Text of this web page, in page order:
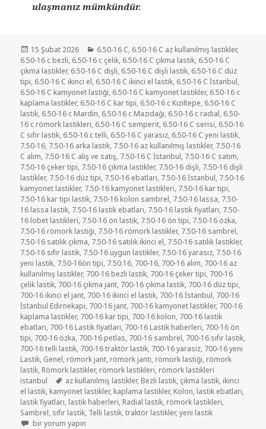
ulaşmanız mümkündür.
Yayın
tarihi
15 Şubat 2026 Kategoriler
6.50-16 C, 6.50-16 C az kullanılmış lastikler,
6.50-16 c bezli, 6.50-16 c çelik, 6.50-16 C çıkma lastik, 6.50-16 C
çıkma lastikler, 6.50-16 C dişli, 6.50-16 C dişli lastik, 6.50-16 C düz
tipi, 6.50-16 C ikinci el, 6.50-16 C ikinci el lastik, 6.50-16 C İstanbul,
6.50-16 C kamyonet lastiği, 6.50-16 C kamyonet lastikler, 6.50-16 c
kaplama lastikler, 6.50-16 C kar tipi, 6.50-16 c Kızıltepe, 6.50-16 C
lastik, 6.50-16 c Mardin, 6.50-16 c Mazıdağı, 6.50-16 c radıal, 6.50-
16 c römork lastikleri, 6.50-16 C semperit, 6.50-16 C serisi, 6.50-16
C sıfır lastik, 6.50-16 c telli, 6.50-16 C yarasız, 6.50-16 C yeni lastik,
7.50-16, 7.50-16 arka lastik, 7.50-16 az kullanılmış lastikler, 7.50-16
C alım, 7.50-16 C alış ve satış, 7.50-16 C İstanbul, 7.50-16 C satım,
7.50-16 çeker tipi, 7.50-16 çıkma lastikler, 7.50-16 dişli, 7.50-16 dişli
lastikler, 7.50-16 düz tipi, 7.50-16 ebatları, 7.50-16 İstanbul, 7.50-16
kamyonet lastikler, 7.50-16 kamyonet lastikleri, 7.50-16 kar tipi,
7.50-16 kar tipi lastik, 7.50-16 kolon sambrel, 7.50-16 lassa, 7.50-
16 lassa lastik, 7.50-16 lastik ebatları, 7.50-16 lastik fiyatları, 7.50-
16 lobet lastikleri, 7.50-16 ön lastik, 7.50-16 ön tipi, 7.50-16 özka,
7.50-16 römork lastiği, 7.50-16 römork lastikler, 7.50-16 sambrel,
7.50-16 satılık çıkma, 7.50-16 satılık ikinci el, 7.50-16 satılık lastikler,
7.50-16 sıfır lastik, 7.50-16 uygun lastikler, 7.50-16 yarasız, 7.50-16
yeni lastik, 7.50-16ön tipi, 7.50.16, 700-16, 700-16 alım, 700-16 az
kullanılmış lastikler, 700-16 bezli lastik, 700-16 çeker tipi, 700-16
çelik lastik, 700-16 çıkma jant, 700-16 çıkma lastik, 700-16 düz tipi,
700-16 ikinci el jant, 700-16 ikinci el lastik, 700-16 İstanbul, 700-16
İstanbul Edirnekapi, 700-16 jant, 700-16 kamyonet lastikler, 700-16
kaplama lastikler, 700-16 kar tipi, 700-16 kolon, 700-16 lastik
ebatları, 700-16 Lastik fiyatları, 700-16 Lastik haberleri, 700-16 ön
tipi, 700-16 özka, 700-16 petlas, 700-16 sambrel, 700-16 sıfır lastik,
700-16 telli lastik, 700-16 traktör lastik, 700-16 yarasiz, 700-16 yeni
Lastik, Genel, römork jant, römork jantı, römork lastiği, römork
lastik, Römork lastikler, römork lastikleri, römork lastikleri
istanbul
Etiketler
az kullanılmış lastikler, Bezli lastik, çıkma lastik, ikinci
el lastik, kamyonet lastikler, kaplama lastikler, Kolon, lastik ebatları,
lastik fiyatları, lastik haberleri, Radial lastik, römork lastikleri,
Sambrel, sıfır lastik, Telli lastik,traktör lastikler,yeni lastik
RÖMORK LASTİKLERİ 7.50R16 KAMYONET LASTİKLER için
bir yorum yapın